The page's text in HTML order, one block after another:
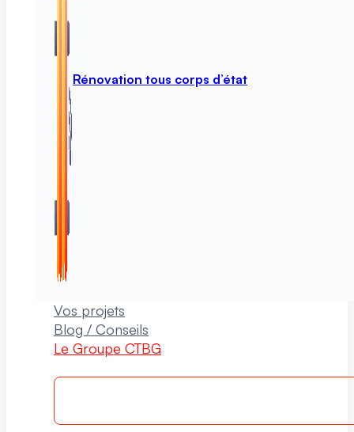
Rénovation tous corps d’état
Vos projets
Blog / Conseils
Le Groupe CTBG